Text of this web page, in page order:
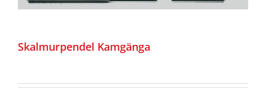
Skalmurpendel Kamgänga